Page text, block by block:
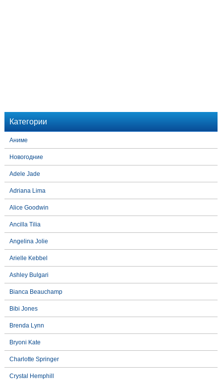
Категории
Аниме
Новогодние
Adele Jade
Adriana Lima
Alice Goodwin
Ancilla Tilia
Angelina Jolie
Arielle Kebbel
Ashley Bulgari
Bianca Beauchamp
Bibi Jones
Brenda Lynn
Bryoni Kate
Charlotte Springer
Crystal Hemphill